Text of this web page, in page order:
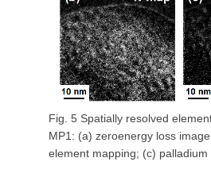
Fig. 5 Spatially resolved
MP1: (a) zeroenergy loss
element mapping; (c)